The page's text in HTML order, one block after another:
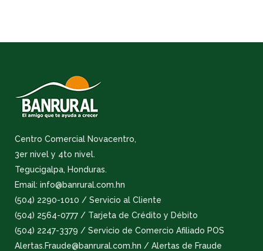
Centro Comercial Novacentro,
3er nivel y 4to nivel.
Tegucigalpa, Honduras.
Email: info@banrural.com.hn
(504) 2290-1010 / Servicio al Cliente
(504) 2564-0777 / Tarjeta de Crédito y Débito
(504) 2247-3379 / Servicio de Comercio Afiliado POS
Alertas.Fraude@banrural.com.hn / Alertas de Fraude